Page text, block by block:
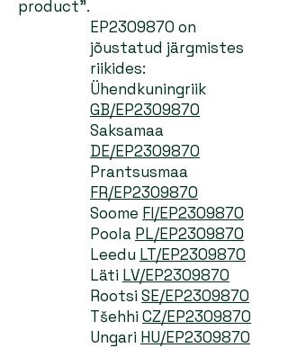
product”.
EP2309870 on
jõustatud järgmistes
riikides:
Ühendkuningriik
GB/EP2309870
Saksamaa
DE/EP2309870
Prantsusmaa
FR/EP2309870
Soome FI/EP2309870
Poola PL/EP2309870
Leedu LT/EP2309870
Läti LV/EP2309870
Rootsi SE/EP2309870
Tšehhi CZ/EP2309870
Ungari HU/EP2309870